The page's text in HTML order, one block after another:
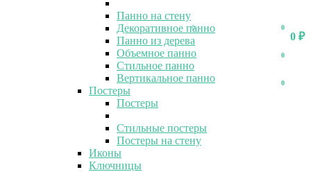
0
0 ₽
0
0
0
Панно на стену
Декоративное панно
Панно из дерева
Объемное панно
Стильное панно
Вертикальное панно
Постеры
Постеры
Стильные постеры
Постеры на стену
Иконы
Ключницы